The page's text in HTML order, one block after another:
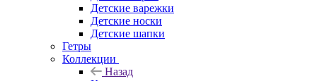
Детские варежки
Детские носки
Детские шапки
Гетры
Коллекции
Назад